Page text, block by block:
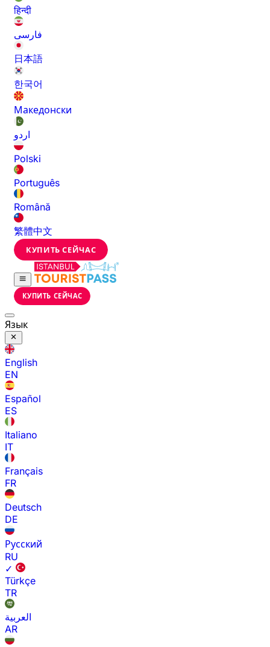
हिन्दी
فارسی
日本語
한국어
Македонски
اردو
Polski
Português
Română
繁體中文
КУПИТЬ СЕЙЧАС
КУПИТЬ СЕЙЧАС
Язык
English
EN
Español
ES
Italiano
IT
Français
FR
Deutsch
DE
Русский
RU
✓
Türkçe
TR
العربية
AR